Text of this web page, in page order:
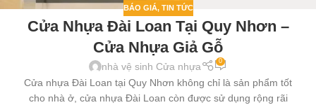
BÁO GIÁ, TIN TỨC
Cửa Nhựa Đài Loan Tại Quy Nhơn –
Cửa Nhựa Giả Gỗ
nhà vệ sinh Cửa nhựa 0
Cửa nhựa Đài Loan tại Quy Nhơn không chỉ là sản phẩm tốt
cho nhà ở, cửa nhựa Đài Loan còn được sử dụng rộng rãi